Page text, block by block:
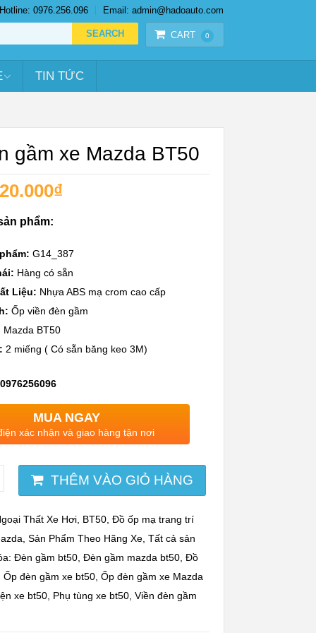
Hotline: 0976.256.096 Email: admin@hadoauto.com
CART 0
TIN TỨC
gầm xe Mazda BT50
₫
phẩm:
G14_387
Hàng có sẵn
Liệu: Nhựa ABS mạ crom cao cấp
Ốp viền đèn gầm
Mazda BT50
2 miếng ( Có sẵn băng keo 3M)
MUA NGAY
xác nhận và giao hàng tận nơi
THÊM VÀO GIỎ HÀNG
Thất Xe Hơi BT50 ,Đồ ốp mạ trang trí
,Sản Phẩm Theo Hãng Xe ,Tất cả sản
Đèn gầm bt50 ,Đèn gầm mazda bt50 ,Đồ
Ốp đèn gầm xe bt50 ,Ốp đèn gầm xe Mazda
xe bt50 Phụ tùng xe bt50 ,Viền đèn gầm